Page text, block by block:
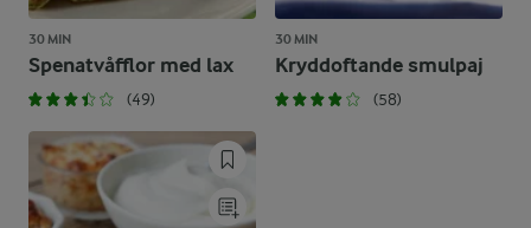
30 MIN
Spenatvåfflor med lax
(49)
30 MIN
Kryddoftande smulpaj
(58)